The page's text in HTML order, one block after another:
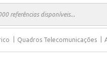
Quadros Telecomunicações